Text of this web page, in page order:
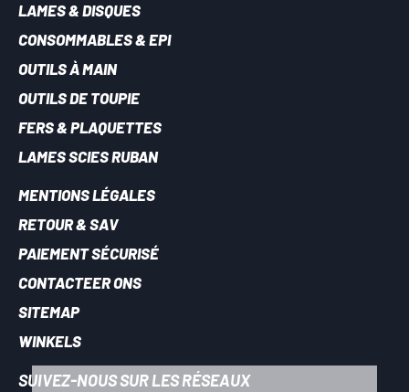
LAMES & DISQUES
CONSOMMABLES & EPI
OUTILS À MAIN
OUTILS DE TOUPIE
FERS & PLAQUETTES
LAMES SCIES RUBAN
MENTIONS LÉGALES
RETOUR & SAV
PAIEMENT SÉCURISÉ
CONTACTEER ONS
SITEMAP
WINKELS
SUIVEZ-NOUS SUR LES RÉSEAUX